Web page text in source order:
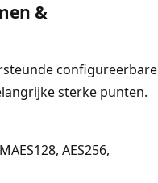
&
configureerbare
sterke punten.
AES256,